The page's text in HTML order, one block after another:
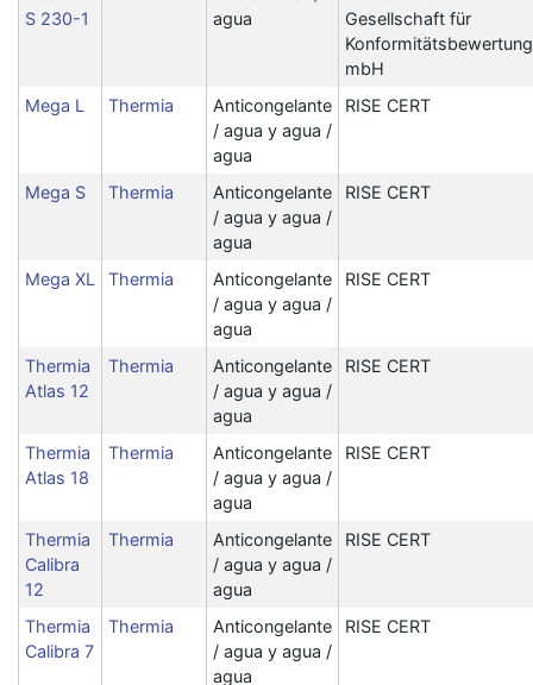
S 230-1
agua
Gesellschaft für
Konformitätsbewertung
mbH
Mega L
Thermia
Anticongelante
/ agua y agua /
agua
RISE CERT
Mega S Thermia
Anticongelante
/ agua y agua /
agua
RISE CERT
Mega XL Thermia
Anticongelante
/ agua y agua /
agua
RISE CERT
Thermia
Atlas 12
Thermia
Anticongelante
/ agua y agua /
agua
RISE CERT
Thermia
Atlas 18
Thermia
Anticongelante
/ agua y agua /
agua
RISE CERT
Thermia
Calibra
12
Thermia
Anticongelante
/ agua y agua /
agua
RISE CERT
Thermia
Calibra 7
Thermia
Anticongelante
/ agua y agua /
agua
RISE CERT